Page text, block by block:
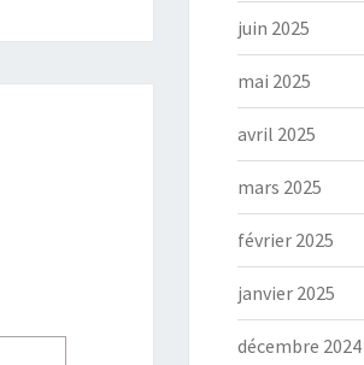
juin 2025
mai 2025
avril 2025
mars 2025
février 2025
janvier 2025
décembre 2024